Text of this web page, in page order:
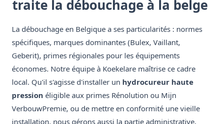
traite la débouchage à la belge
La débouchage en Belgique a ses particularités : normes
spécifiques, marques dominantes (Bulex, Vaillant,
Geberit), primes régionales pour les équipements
économes. Notre équipe à Koekelare maîtrise ce cadre
local. Qu'il s'agisse d'installer un hydrocureur haute
pression éligible aux primes Rénolution ou Mijn
VerbouwPremie, ou de mettre en conformité une vieille
installation, nous gérons aussi la partie administrative.